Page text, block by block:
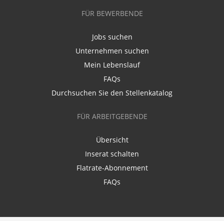
FÜR BEWERBENDE
Jobs suchen
Unternehmen suchen
Mein Lebenslauf
FAQs
Durchsuchen Sie den Stellenkatalog
FÜR ARBEITGEBENDE
Übersicht
Inserat schalten
Flatrate-Abonnement
FAQs